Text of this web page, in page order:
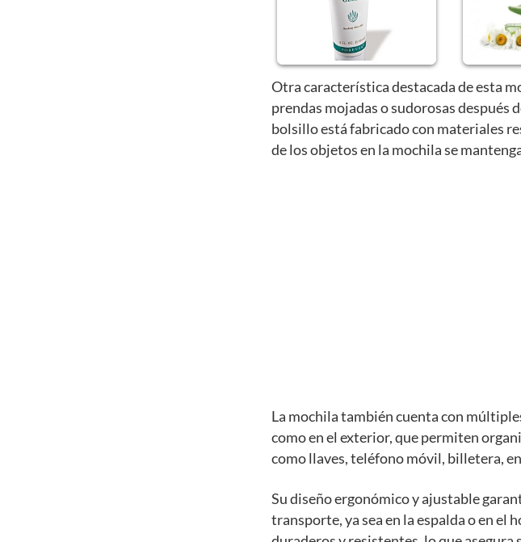
Otra característica destacada de esta
prendas mojadas o sudorosas después
bolsillo está fabricado con materiales
de los objetos en la mochila se
La mochila también cuenta con
como en el exterior, que permiten
como llaves, teléfono móvil, billetera,
Su diseño ergonómico y ajustable
transporte, ya sea en la espalda o en el